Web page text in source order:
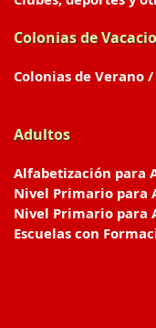
Colonias de
Colonias de Verano
Adultos
Alfabetización para
Nivel Primario para
Nivel Primario para
Escuelas con